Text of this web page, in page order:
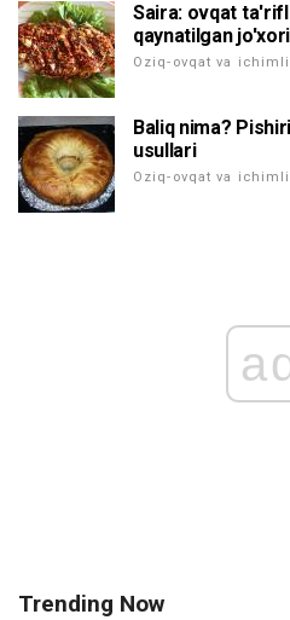
Saira: ovqat
qaynatilgan
Oziq-ovqat va
Baliq nima?
usullari
Oziq-ovqat va
Trending Now